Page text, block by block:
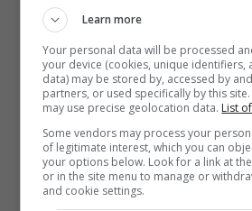
dollari: la storia dei
perduti in discarica
Realtà virtuale al
offerte imperdibili
iPhone SE 4: design
rinnovato,
potenziata e prezzo
Learn more
Your personal data will be processed
your device (cookies, unique identifiers,
data) may be stored by, accessed by
partners, or used specifically by this
may use precise geolocation data. List
Some vendors may process your
of legitimate interest, which you can
your options below. Look for a link at
or in the site menu to manage or
and cookie settings.